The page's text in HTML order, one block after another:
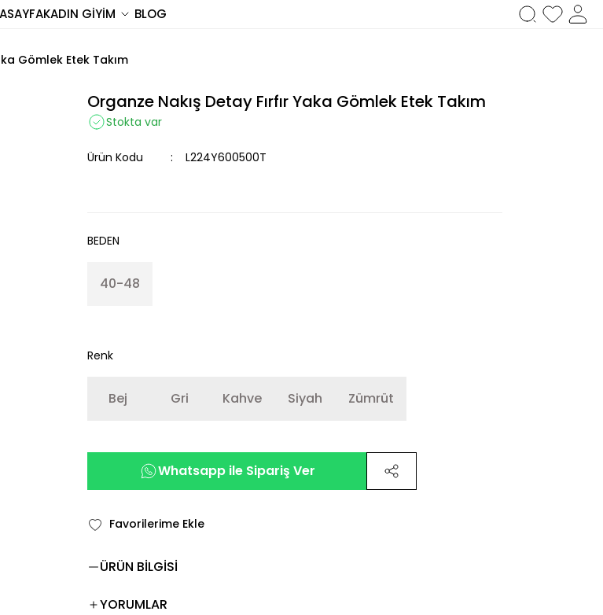
KADIN GİYİM BLOG
Gömlek Etek Takım
Organze Nakış Detay Fırfır Yaka Gömlek Etek Takım
Stokta var
Ürün Kodu L224Y600500T
BEDEN
40-48
Renk
Bej Gri Kahve Siyah Zümrüt
Whatsapp ile Sipariş Ver
ÜRÜN BİLGİSİ
YORUMLAR